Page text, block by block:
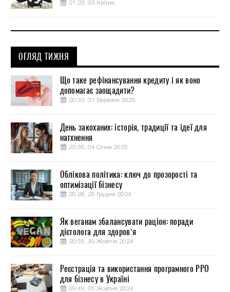
21:23, 03 Квітня
ОГЛЯД ТИЖНЯ
Що таке рефінансування кредиту і як воно
допомагає заощадити?
20:33, 31 Березня 2025
День закоханих: історія, традиції та ідеї для
натхнення
23:30, 04 Січня 2025
Облікова політика: ключ до прозорості та
оптимізації бізнесу
20:28, 25 Грудня 2024
Як веганам збалансувати раціон: поради
дієтолога для здоров’я
20:55, 30 Жовтня 2024
Реєстрація та використання програмного РРО
для бізнесу в Україні
09:49, 05 Жовтня 2024